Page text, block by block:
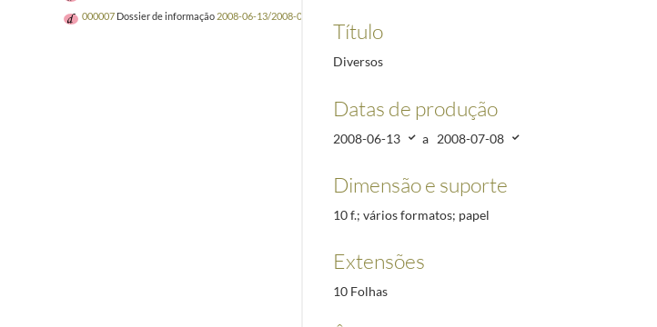
000007 Dossier de informação 2008-06-13/2008-06-14
Título
Diversos
Datas de produção
2008-06-13 a 2008-07-08
Dimensão e suporte
10 f.; vários formatos; papel
Extensões
10 Folhas